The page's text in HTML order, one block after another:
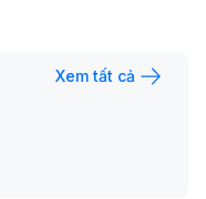
Xem tất cả